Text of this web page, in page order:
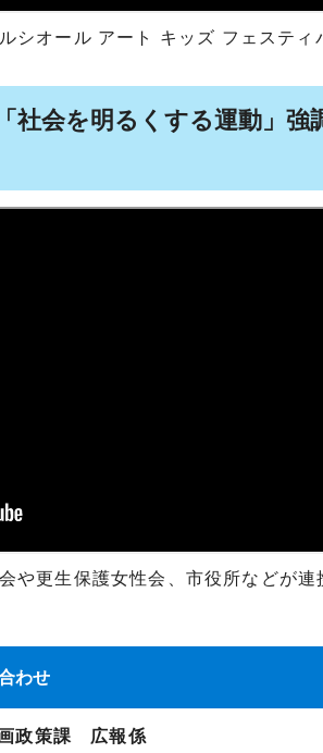
シオール アート キッズ フェスティ
社会を明るくする運動」
や更生保護女性会、市役所などが
わせ
政策課 広報係